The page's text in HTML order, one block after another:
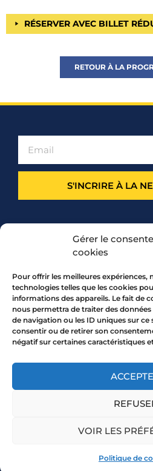
Gérer le
cookies
Pour offrir les meilleures expériences,
technologies telles que les cookies
informations des appareils. Le fait de
nous permettra de traiter des
de navigation ou les ID uniques sur ce
consentir ou de retirer son
négatif sur certaines caractéristiques
VOIR LES
Politique de
RÉSERVER AVEC BILLET
RETOUR À LA
S'INCRIRE À LA